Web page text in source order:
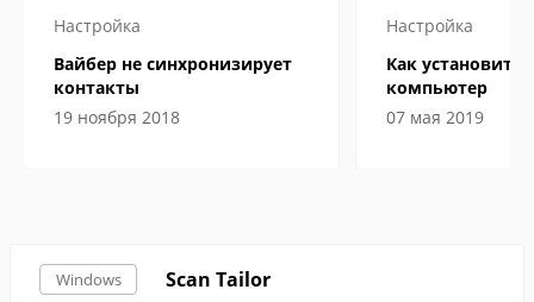
Настройка
Вайбер не синхронизирует
контакты
19 ноября 2018
Настройка
Как установить
компьютер
07 мая 2019
Windows Scan Tailor